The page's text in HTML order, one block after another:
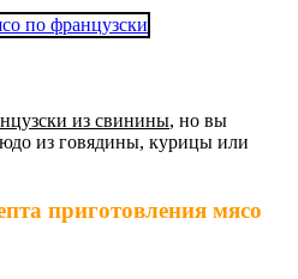
из свинины, но вы
из говядины, курицы или
приготовления мясо